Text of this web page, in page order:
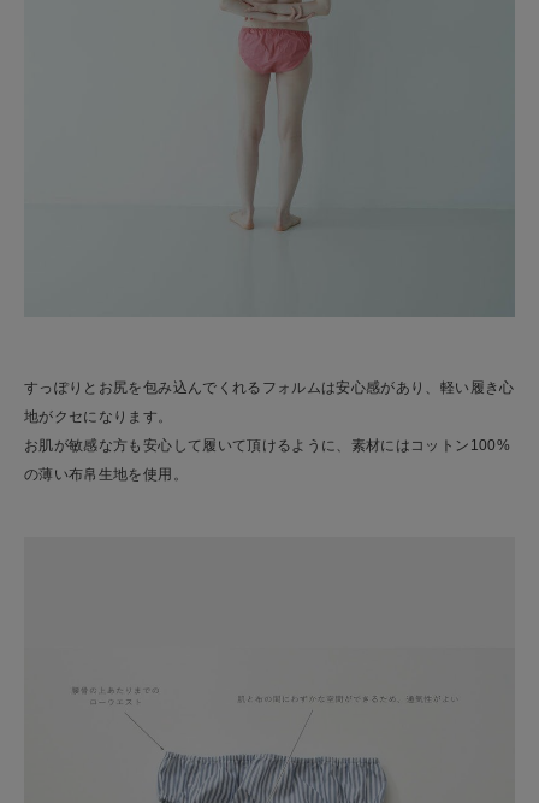
すっぽりとお尻を包み込んでくれるフォルムは安心感があり、軽い履き心
地がクセになります。
お肌が敏感な方も安心して履いて頂けるように、素材にはコットン100%
の薄い布帛生地を使用。